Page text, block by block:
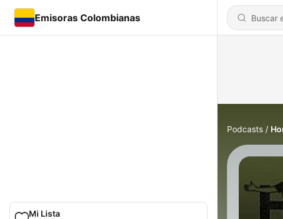
Emisoras Colombianas
Mi Lista
Podcasts